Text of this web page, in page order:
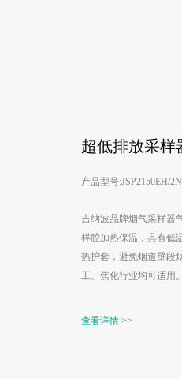
超低排放采样
产品型号:JSP2150EH/
吉纳波品牌烟气采样器
样腔加热保温，具有低
热护套，避免烟道壁段
工、焦化行业均可适用。
查看详情 >>